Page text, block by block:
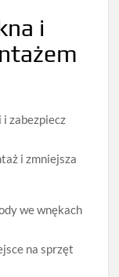
i
i zabezpiecz
i zmniejsza
we wnękach
na sprzęt